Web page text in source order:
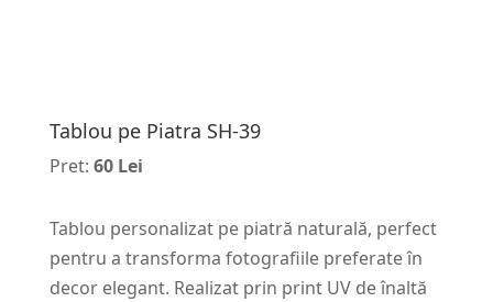
Tablou pe Piatra SH-39
Pret: 60 Lei
Tablou personalizat pe piatră naturală, perfect
pentru a transforma fotografiile preferate în
decor elegant. Realizat prin print UV de înaltă